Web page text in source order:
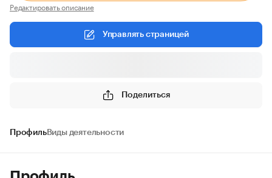
Редактировать описание
Управлять страницей
Поделиться
ПрофильВиды деятельности